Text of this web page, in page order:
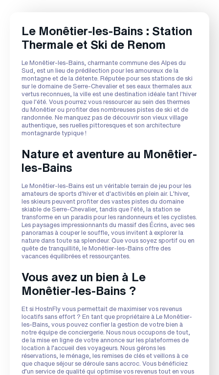
Le Monêtier-les-Bains : Station
Thermale et Ski de Renom
Le Monêtier-les-Bains, charmante commune des Alpes du
Sud, est un lieu de prédilection pour les amoureux de la
montagne et de la détente. Réputée pour ses stations de ski
sur le domaine de Serre-Chevalier et ses eaux thermales aux
vertus reconnues, la ville est une destination idéale tant l'hiver
que l'été. Vous pourrez vous ressourcer au sein des thermes
du Monêtier ou profiter des nombreuses pistes de ski et de
randonnée. Ne manquez pas de découvrir son vieux village
authentique, ses ruelles pittoresques et son architecture
montagnarde typique !
Nature et aventure au Monêtier-
les-Bains
Le Monêtier-les-Bains est un véritable terrain de jeu pour les
amateurs de sports d'hiver et d'activités en plein air. L'hiver,
les skieurs peuvent profiter des vastes pistes du domaine
skiable de Serre-Chevalier, tandis que l'été, la station se
transforme en un paradis pour les randonneurs et les cyclistes.
Les paysages impressionnants du massif des Écrins, avec ses
panoramas à couper le souffle, vous invitent à explorer la
nature dans toute sa splendeur. Que vous soyez sportif ou en
quête de tranquillité, le Monêtier-les-Bains offre des
vacances équilibrées et ressourçantes.
Vous avez un bien à Le
Monêtier-les-Bains ?
Et si HostnFly vous permettait de maximiser vos revenus
locatifs sans effort ? En tant que propriétaire à Le Monêtier-
les-Bains, vous pouvez confier la gestion de votre bien à
notre équipe de conciergerie. Nous nous occupons de tout,
de la mise en ligne de votre annonce sur les plateformes de
location à l’accueil des voyageurs. Nous gérons les
réservations, le ménage, les remises de clés et veillons à ce
que chaque séjour se déroule sans accroc. Vous bénéficiez
d’un service de qualité qui optimise vos revenus tout en vous